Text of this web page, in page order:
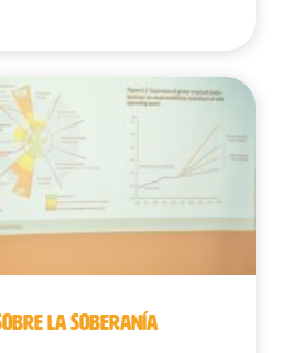
LA SOBERANÍA